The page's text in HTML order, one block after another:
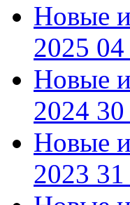
Новые
2025
Новые
2024
Новые
2023